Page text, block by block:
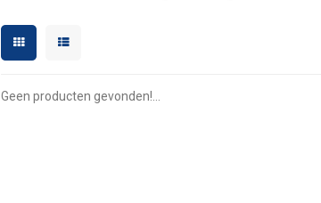
Geen producten gevonden!...